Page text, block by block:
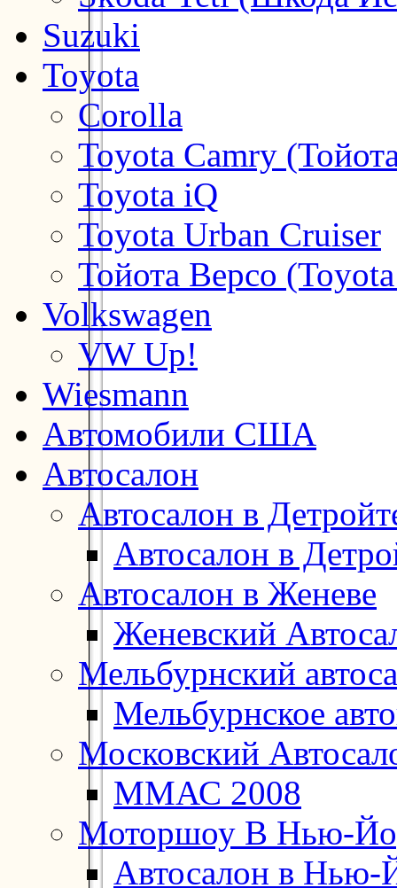
Suzuki
Toyota
Corolla
Toyota Camry
Toyota iQ
Toyota Urban Cruiser
Тойота Версо
Volkswagen
VW Up!
Wiesmann
Автомобили США
Автосалон
Автосалон в
Автосалон в
Автосалон в Женеве
Женевский
Мельбурнский
Мельбурнское
Московский
ММАС 2008
Моторшоу В Нью-
Автосалон в Нью-